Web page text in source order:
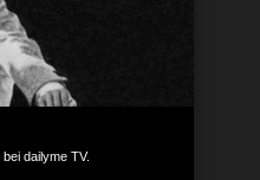
dailyme TV.